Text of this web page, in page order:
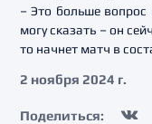
– Это больше вопрос
могу сказать – он
то начнет матч в
2 ноября 2024 г.
Поделиться: